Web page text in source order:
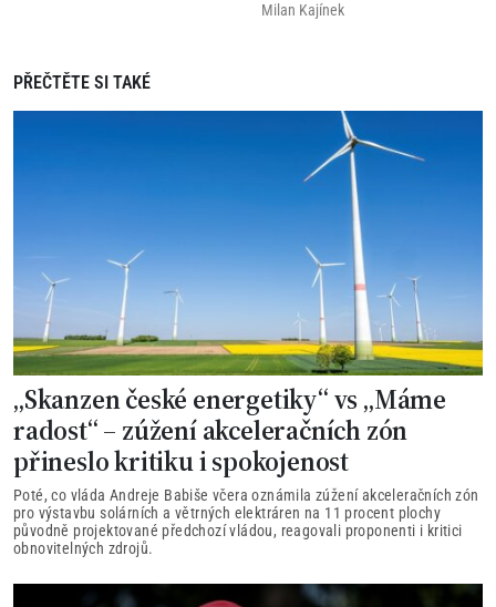
Milan Kajínek
PŘEČTĚTE SI TAKÉ
„Skanzen české energetiky“ vs „Máme
radost“ – zúžení akceleračních zón
přineslo kritiku i spokojenost
Poté, co vláda Andreje Babiše včera oznámila zúžení akceleračních zón
pro výstavbu solárních a větrných elektráren na 11 procent plochy
původně projektované předchozí vládou, reagovali proponenti i kritici
obnovitelných zdrojů.